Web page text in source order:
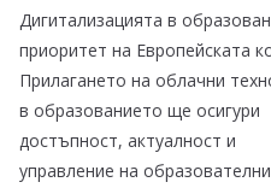
Дигитализацията в
приоритет на Европейската
Прилагането на облачни
в образованието ще осигури
достъпност, актуалност и
управление на